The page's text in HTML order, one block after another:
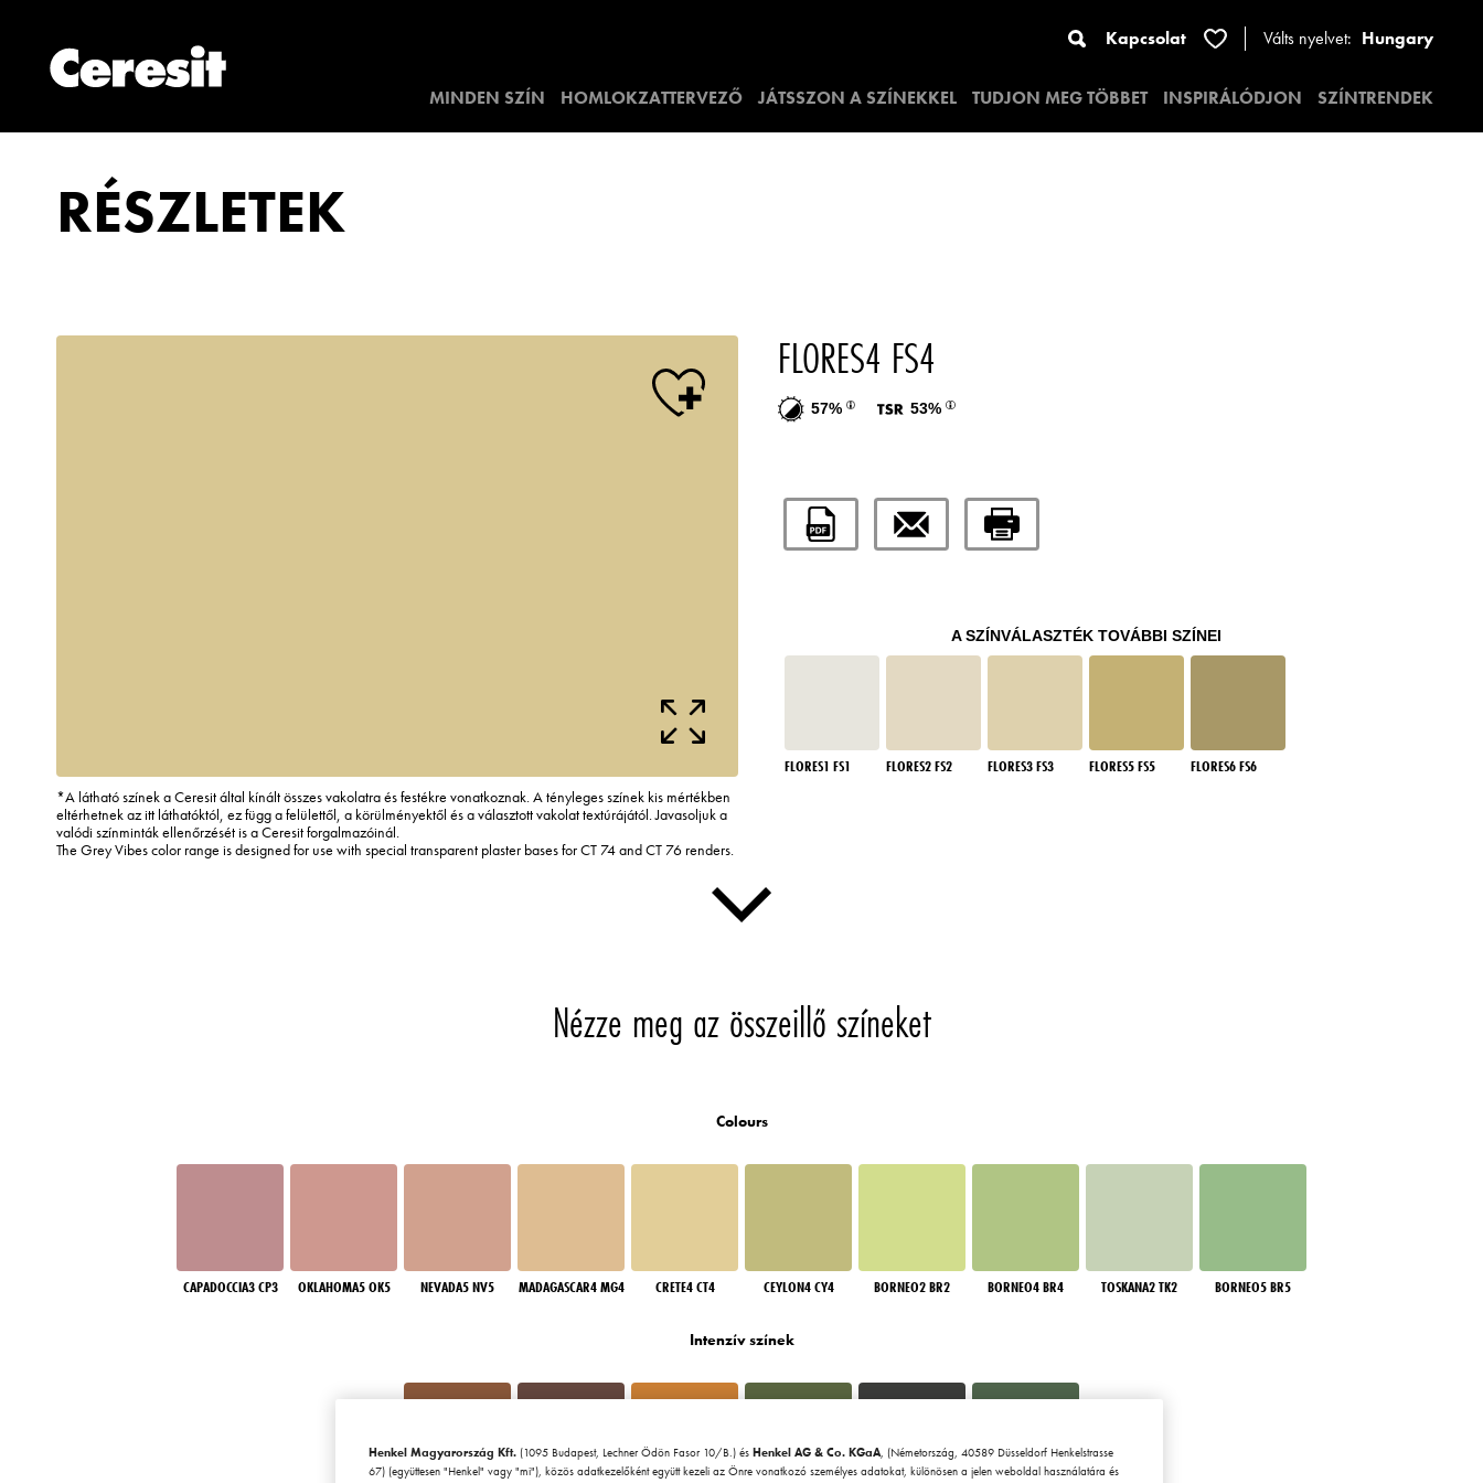
Kapcsolat Válts nyelvet: Hungary
MINDEN SZÍN HOMLOKZATTERVEZŐ JÁTSSZON A SZÍNEKKEL TUDJON MEG TÖBBET INSPIRÁLÓDJON SZÍNTRENDEK
RÉSZLETEK
*A látható színek a Ceresit által kínált összes vakolatra és festékre vonatkoznak. A tényleges színek kis mértékben
eltérhetnek az itt láthatóktól, ez függ a felülettől, a körülményektől és a választott vakolat textúrájától. Javasoljuk a
valódi színminták ellenőrzését is a Ceresit forgalmazóinál.
The Grey Vibes color range is designed for use with special transparent plaster bases for CT 74 and CT 76 renders.
FLORES4 FS4
57% 53%
A SZÍNVÁLASZTÉK TOVÁBBI SZÍNEI
FLORES1 FS1 FLORES2 FS2 FLORES3 FS3 FLORES5 FS5 FLORES6 FS6
Nézze meg az összeillő színeket
Colours
CAPADOCCIA3 CP3 OKLAHOMA5 OK5 NEVADA5 NV5 MADAGASCAR4 MG4 CRETE4 CT4 CEYLON4 CY4 BORNEO2 BR2 BORNEO4 BR4 TOSKANA2 TK2 BORNEO5 BR5
Intenzív színek
Henkel Magyarország Kft. (1095 Budapest, Lechner Ödön Fasor 10/B.) és Henkel AG & Co. KGaA, (Németország, 40589 Düsseldorf Henkelstrasse
67) (együttesen "Henkel" vagy "mi"), közös adatkezelőként együtt kezeli az Önre vonatkozó személyes adatokat, különösen a jelen weboldal használatára és